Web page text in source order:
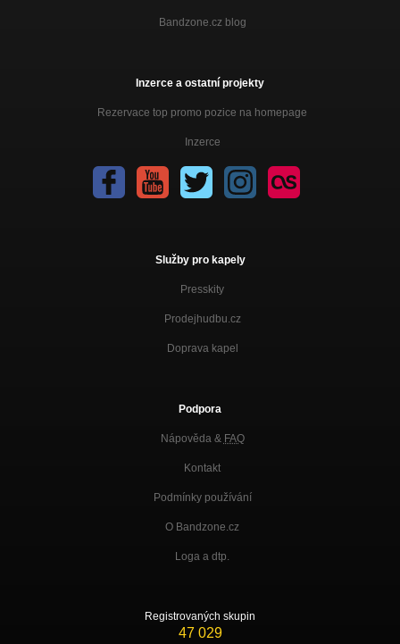
Bandzone.cz blog
Inzerce a ostatní projekty
Rezervace top promo pozice na homepage
Inzerce
Služby pro kapely
Presskity
Prodejhudbu.cz
Doprava kapel
Podpora
Nápověda & FAQ
Kontakt
Podmínky používání
O Bandzone.cz
Loga a dtp.
Registrovaných skupin
47 029